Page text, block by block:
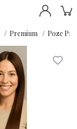
Premium Poze